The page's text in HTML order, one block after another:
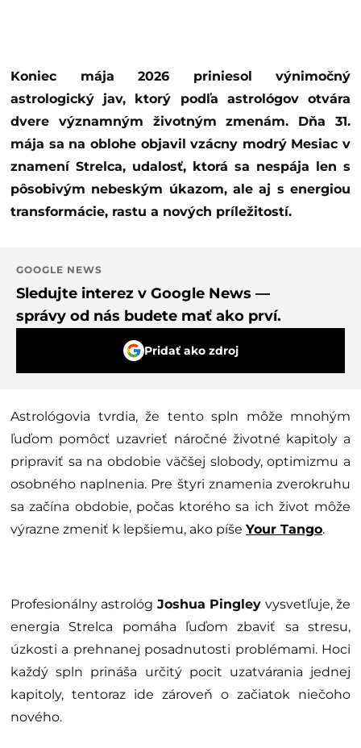
Koniec mája 2026 priniesol výnimočný
astrologický jav, ktorý podľa astrológov otvára
dvere významným životným zmenám. Dňa 31.
mája sa na oblohe objavil vzácny modrý Mesiac v
znamení Strelca, udalosť, ktorá sa nespája len s
pôsobivým nebeským úkazom, ale aj s energiou
transformácie, rastu a nových príležitostí.
GOOGLE NEWS
Sledujte interez v Google News —
správy od nás budete mať ako prví.
Pridať ako zdroj
Astrológovia tvrdia, že tento spln môže mnohým
ľuďom pomôcť uzavrieť náročné životné kapitoly a
pripraviť sa na obdobie väčšej slobody, optimizmu a
osobného naplnenia. Pre štyri znamenia zverokruhu
sa začína obdobie, počas ktorého sa ich život môže
výrazne zmeniť k lepšiemu, ako píše Your Tango.
Profesionálny astrológ Joshua Pingley vysvetľuje, že
energia Strelca pomáha ľuďom zbaviť sa stresu,
úzkosti a prehnanej posadnutosti problémami. Hoci
každý spln prináša určitý pocit uzatvárania jednej
kapitoly, tentoraz ide zároveň o začiatok niečoho
nového.